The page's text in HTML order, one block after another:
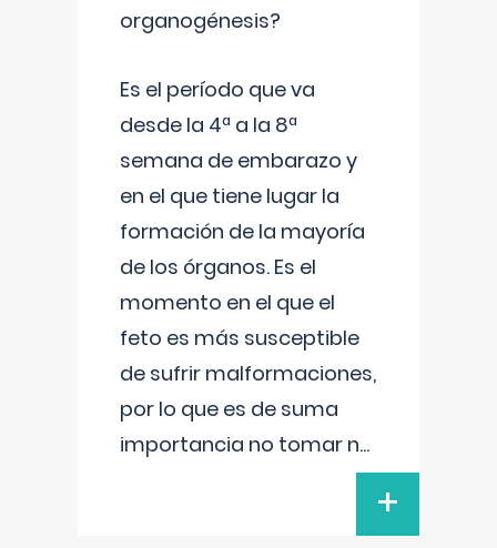
organogénesis?
Es el período que va
desde la 4ª a la 8ª
semana de embarazo y
en el que tiene lugar la
formación de la mayoría
de los órganos. Es el
momento en el que el
feto es más susceptible
de sufrir malformaciones,
por lo que es de suma
importancia no tomar n...
+